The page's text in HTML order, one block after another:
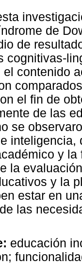
de
de
cognitivas-
contenido
el fin de
de las
se
y
la
y la
estar en
las
educación